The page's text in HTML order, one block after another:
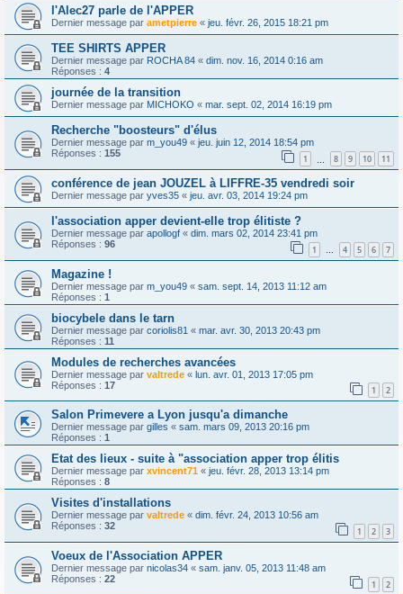
l'Alec27 parle de l'APPER
Dernier message par ametpierre « jeu. févr. 26, 2015 18:21 pm
TEE SHIRTS APPER
Dernier message par ROCHA 84 « dim. nov. 16, 2014 0:16 am
Réponses : 4
journée de la transition
Dernier message par MICHOKO « mar. sept. 02, 2014 16:19 pm
Recherche "boosteurs" d'élus
Dernier message par m_you49 « jeu. juin 12, 2014 18:54 pm
Réponses : 155 1 8 9 10 11
conférence de jean JOUZEL à LIFFRE-35 vendredi soir
Dernier message par yves35 « jeu. avr. 03, 2014 19:24 pm
l'association apper devient-elle trop élitiste ?
Dernier message par apollogf « dim. mars 02, 2014 23:41 pm
Réponses : 96 1 … 4 5 6 7
Magazine !
Dernier message par m_you49 « sam. sept. 14, 2013 11:12 am
Réponses : 1
biocybele dans le tarn
Dernier message par coriolis81 « mar. avr. 30, 2013 20:43 pm
Réponses : 11
Modules de recherches avancées
Dernier message par valtrede « lun. avr. 01, 2013 17:05 pm
Réponses : 17 1 2
Salon Primevere a Lyon jusqu'a dimanche
Dernier message par gilles « sam. mars 09, 2013 20:16 pm
Réponses : 1
Etat des lieux - suite à "association apper trop élitis
Dernier message par xvincent71 « jeu. févr. 28, 2013 13:14 pm
Réponses : 8
Visites d'installations
Dernier message par valtrede « dim. févr. 24, 2013 10:56 am
Réponses : 32 1 2 3
Voeux de l'Association APPER
Dernier message par nicolas34 « sam. janv. 05, 2013 11:48 am
Réponses : 22 1 2